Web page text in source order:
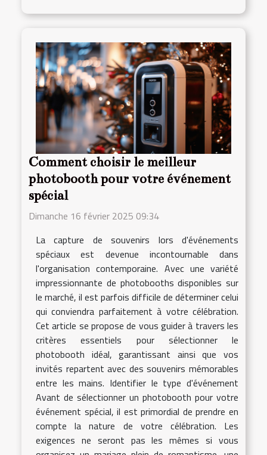
Comment choisir le meilleur
photobooth pour votre événement
spécial
Dimanche 16 février 2025 09:34
La capture de souvenirs lors d'événements
spéciaux est devenue incontournable dans
l'organisation contemporaine. Avec une variété
impressionnante de photobooths disponibles sur
le marché, il est parfois difficile de déterminer celui
qui conviendra parfaitement à votre célébration.
Cet article se propose de vous guider à travers les
critères essentiels pour sélectionner le
photobooth idéal, garantissant ainsi que vos
invités repartent avec des souvenirs mémorables
entre les mains. Identifier le type d'événement
Avant de sélectionner un photobooth pour votre
événement spécial, il est primordial de prendre en
compte la nature de votre célébration. Les
exigences ne seront pas les mêmes si vous